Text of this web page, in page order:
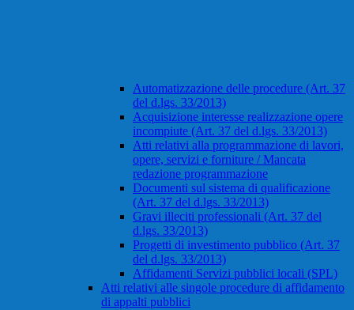
Automatizzazione delle procedure (Art. 37
del d.lgs. 33/2013)
Acquisizione interesse realizzazione opere
incompiute (Art. 37 del d.lgs. 33/2013)
Atti relativi alla programmazione di lavori,
opere, servizi e forniture / Mancata
redazione programmazione
Documenti sul sistema di qualificazione
(Art. 37 del d.lgs. 33/2013)
Gravi illeciti professionali (Art. 37 del
d.lgs. 33/2013)
Progetti di investimento pubblico (Art. 37
del d.lgs. 33/2013)
Affidamenti Servizi pubblici locali (SPL)
Atti relativi alle singole procedure di affidamento
di appalti pubblici